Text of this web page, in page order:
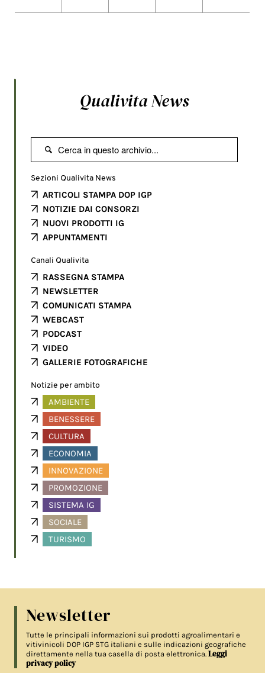
Qualivita News

Sezioni Qualivita News
ARTICOLI STAMPA DOP IGP
NOTIZIE DAI CONSORZI
NUOVI PRODOTTI IG
APPUNTAMENTI
Canali Qualivita
RASSEGNA STAMPA
NEWSLETTER
COMUNICATI STAMPA
WEBCAST
PODCAST
VIDEO
GALLERIE FOTOGRAFICHE
Notizie per ambito
AMBIENTE
BENESSERE
CULTURA
ECONOMIA
INNOVAZIONE
PROMOZIONE
SISTEMA IG
SOCIALE
TURISMO
Newsletter
Tutte le principali informazioni sui prodotti agroalimentari e
vitivinicoli DOP IGP STG italiani e sulle indicazioni geografiche
direttamente nella tua casella di posta elettronica.Leggi
privacy policy